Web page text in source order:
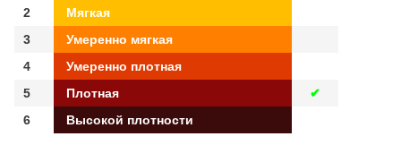
2
Мягкая
3
Умеренно мягкая
4
Умеренно плотная
5
Плотная
✔
6
Высокой плотности